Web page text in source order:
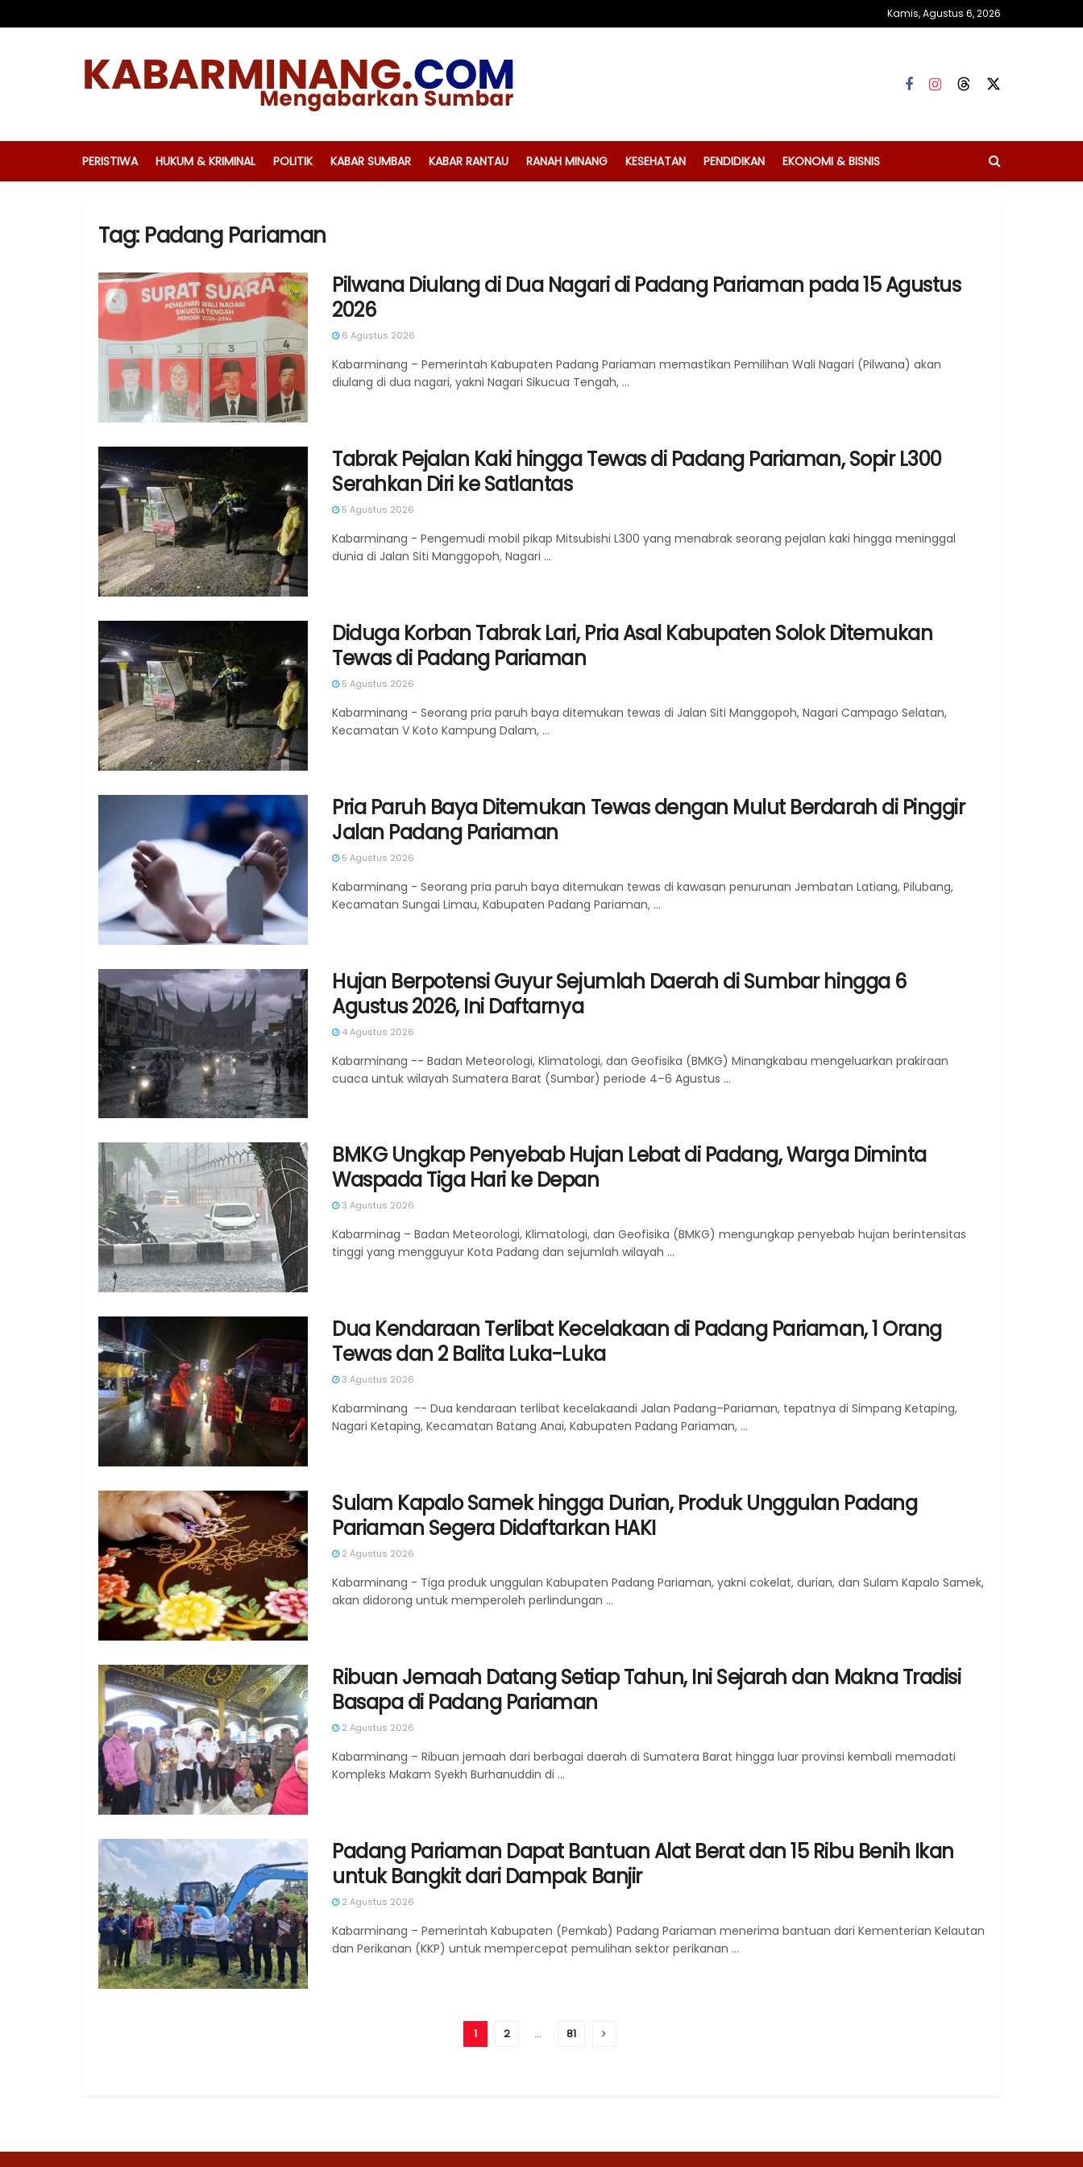
Kamis, Agustus 6, 2026
PERISTIWA HUKUM & KRIMINAL POLITIK KABAR SUMBAR KABAR RANTAU RANAH MINANG KESEHATAN PENDIDIKAN EKONOMI & BISNIS
Tag: Padang Pariaman
Pilwana Diulang di Dua Nagari di Padang Pariaman pada 15 Agustus
2026
6 Agustus 2026
Kabarminang – Pemerintah Kabupaten Padang Pariaman memastikan Pemilihan Wali Nagari (Pilwana) akan
diulang di dua nagari, yakni Nagari Sikucua Tengah, ...
Tabrak Pejalan Kaki hingga Tewas di Padang Pariaman, Sopir L300
Serahkan Diri ke Satlantas
5 Agustus 2026
Kabarminang - Pengemudi mobil pikap Mitsubishi L300 yang menabrak seorang pejalan kaki hingga meninggal
dunia di Jalan Siti Manggopoh, Nagari ...
Diduga Korban Tabrak Lari, Pria Asal Kabupaten Solok Ditemukan
Tewas di Padang Pariaman
5 Agustus 2026
Kabarminang - Seorang pria paruh baya ditemukan tewas di Jalan Siti Manggopoh, Nagari Campago Selatan,
Kecamatan V Koto Kampung Dalam, ...
Pria Paruh Baya Ditemukan Tewas dengan Mulut Berdarah di Pinggir
Jalan Padang Pariaman
5 Agustus 2026
Kabarminang - Seorang pria paruh baya ditemukan tewas di kawasan penurunan Jembatan Latiang, Pilubang,
Kecamatan Sungai Limau, Kabupaten Padang Pariaman, ...
Hujan Berpotensi Guyur Sejumlah Daerah di Sumbar hingga 6
Agustus 2026, Ini Daftarnya
4 Agustus 2026
Kabarminang -- Badan Meteorologi, Klimatologi, dan Geofisika (BMKG) Minangkabau mengeluarkan prakiraan
cuaca untuk wilayah Sumatera Barat (Sumbar) periode 4–6 Agustus ...
BMKG Ungkap Penyebab Hujan Lebat di Padang, Warga Diminta
Waspada Tiga Hari ke Depan
3 Agustus 2026
Kabarminag – Badan Meteorologi, Klimatologi, dan Geofisika (BMKG) mengungkap penyebab hujan berintensitas
tinggi yang mengguyur Kota Padang dan sejumlah wilayah ...
Dua Kendaraan Terlibat Kecelakaan di Padang Pariaman, 1 Orang
Tewas dan 2 Balita Luka-Luka
3 Agustus 2026
Kabarminang -- Dua kendaraan terlibat kecelakaandi Jalan Padang–Pariaman, tepatnya di Simpang Ketaping,
Nagari Ketaping, Kecamatan Batang Anai, Kabupaten Padang Pariaman, ...
Sulam Kapalo Samek hingga Durian, Produk Unggulan Padang
Pariaman Segera Didaftarkan HAKI
2 Agustus 2026
Kabarminang - Tiga produk unggulan Kabupaten Padang Pariaman, yakni cokelat, durian, dan Sulam Kapalo Samek,
akan didorong untuk memperoleh perlindungan ...
Ribuan Jemaah Datang Setiap Tahun, Ini Sejarah dan Makna Tradisi
Basapa di Padang Pariaman
2 Agustus 2026
Kabarminang – Ribuan jemaah dari berbagai daerah di Sumatera Barat hingga luar provinsi kembali memadati
Kompleks Makam Syekh Burhanuddin di ...
Padang Pariaman Dapat Bantuan Alat Berat dan 15 Ribu Benih Ikan
untuk Bangkit dari Dampak Banjir
2 Agustus 2026
Kabarminang – Pemerintah Kabupaten (Pemkab) Padang Pariaman menerima bantuan dari Kementerian Kelautan
dan Perikanan (KKP) untuk mempercepat pemulihan sektor perikanan ...
1 2 … 81